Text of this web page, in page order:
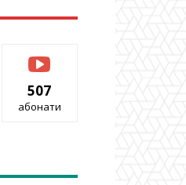
507
абонати